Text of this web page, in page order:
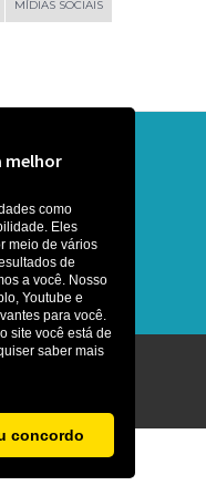
melhor
como
Eles
meio de vários
de
a você. Nosso
Youtube e
para você.
site você está de
saber mais
concordo
MÍDIAS SOCIAIS
tal uma
boa :)